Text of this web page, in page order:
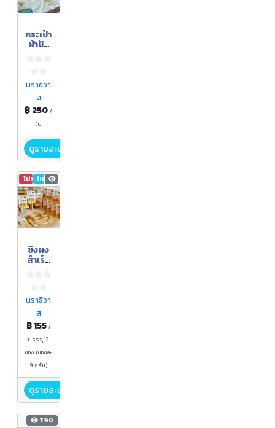
กระเป๋า
ผ้าปัก
นราธิวา
ส
฿ 250/
ใบ
ดูรายละเอียด
โปรโมชัน
ใหม่ 810
ขิงผง
สำเร็จ
นราธิวา
ส
฿ 155 /
บรรจุ 12
ซอง (ซองละ
9 กรัม)
ดูรายละเอียด
790